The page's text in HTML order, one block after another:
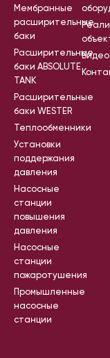
Мембранные
расширительные
баки
Расширительные
баки ABSOLUTE
TANK
Расширительные
баки WESTER
Теплообменники
Установки
поддержания
давления
Насосные
станции
повышения
давления
Насосные
станции
пожаротушения
Промышленные
насосные
станции
Видео